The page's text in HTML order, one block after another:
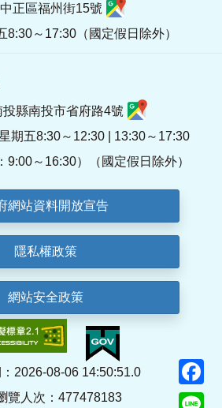
正區福州街15號
8:30～17:30（國定假日除外）
縣南投市省府路4號
期五8:30～12:30 | 13:30～17:30
9:00～16:30）（國定假日除外）
網站資料開放宣告
隱私權政策
網站安全政策
2026-08-06 14:50:51.0
覽人次：477478183